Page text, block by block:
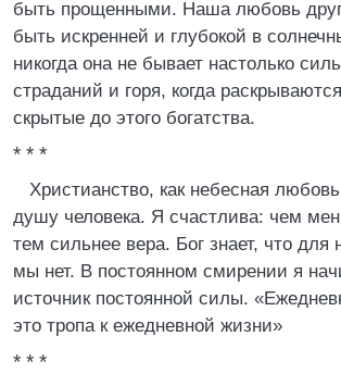
быть прощенными. Наша любовь друг
быть искренней и глубокой в
никогда она не бывает настолько
страданий и горя, когда
скрытые до этого богатства.
* * *
Христианство, как небесная
душу человека. Я счастлива: чем
тем сильнее вера. Бог знает, что для
мы нет. В постоянном смирении я
источник постоянной силы.
это тропа к ежедневной жизни»
* * *